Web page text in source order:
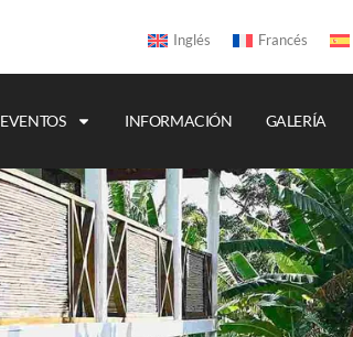
Inglés Francés
EVENTOS INFORMACIÓN GALERÍA